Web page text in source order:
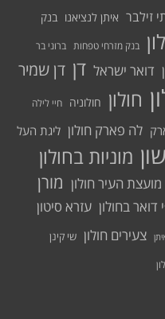
זילבר איתן לנציאנו בנק
בנק מזרחי טפחות ברוני בר
דואר ישראל דן דן שמיר
חולון חולוניה חיי לילה
לה פארק חולון ליגת העל
מוניות בחולון
מועצת העיר חולון מורן
דואר בחולון עזרא סיטון
צעירים חולון שי קינן